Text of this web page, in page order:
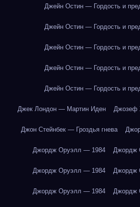
Джейн Остин — Гордость и
Джейн Остин — Гордость и
Джейн Остин — Гордость и
Джейн Остин — Гордость и
Джейн Остин — Гордость и
Джек Лондон — Мартин Иден Джозеф
Джон Стейнбек — Гроздья гнева
Джордж Оруэлл — 1984 Джордж
Джордж Оруэлл — 1984 Джордж
Джордж Оруэлл — 1984 Джордж